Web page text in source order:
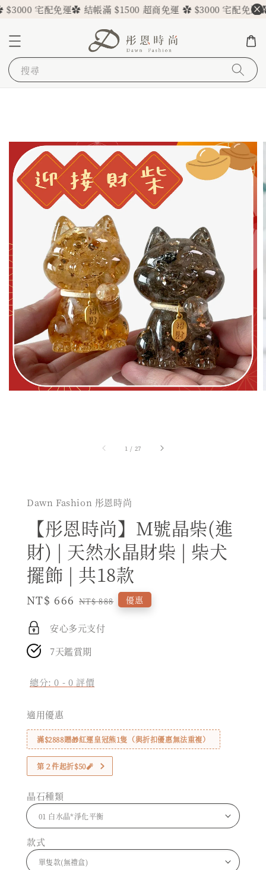
宅配免運✿ 結帳滿 $1500 超商免運 ✿ $3000 宅配免運✿ 結帳
搜尋
1 / 27
Dawn Fashion 彤恩時尚
【彤恩時尚】M號晶柴(進
財) | 天然水晶財柴 | 柴犬
擺飾 | 共18款
Sale
NT$ 666 Regular
NT$ 888 優惠
安心多元支付
7天鑑賞期
總分:0 - 0 評價
適用優惠
滿$2888贈🎁紅運皇冠熊1隻（與折扣優惠無法重複）
第２件起折$50🧨
晶石種類
款式